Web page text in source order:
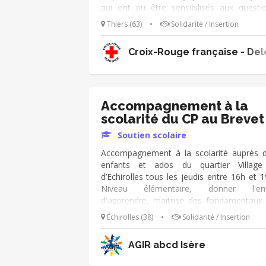
qui ont pu être sensibilisés aux
humanitaires et dont les projets
ont eu un impact sur leur communauté.
tant qu'animateur de l'Option Croix-
tes missions sont : ➔ Animer
interventions de sensibilisation et de
pédagogue et aime travailler au contact
jeunes ? Rejoins-nous ! 😀
Thiers (63) • Solidarité / Insertion
Croix-Rouge française -
Accompagnement à la
scolarité du CP au Brevet
Soutien scolaire
Accompagnement à la scolarité auprès
enfants et ados du quartier
d’Echirolles tous les jeudis entre 16h et
Niveau élémentaire, donner
d'apprendre, maitrise des fondamentaux
calcul et lecture. Niveau collège, soutien
choix des élèves en maths-physique,
anglais, français et espagnol.
envie de transmettre et d’être
bienveillance, intégré à une équipe
Échirolles (38) • Solidarité / Insertion
AGIR abcd Isère